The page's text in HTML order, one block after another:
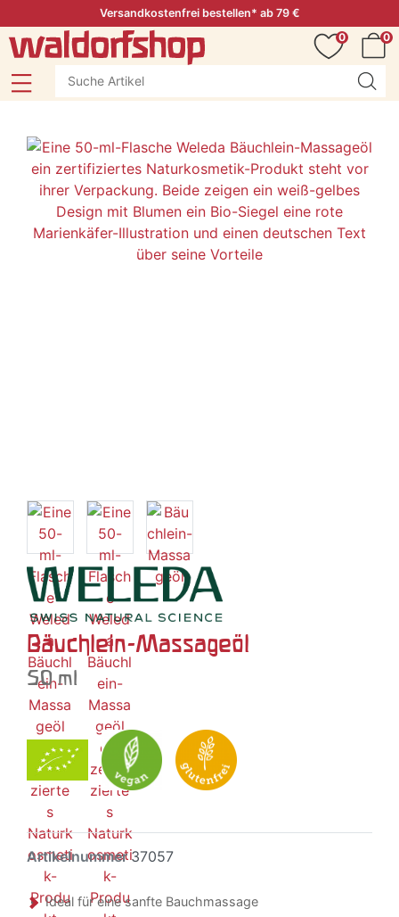
Versandkostenfrei bestellen* ab 79 €
0
0
Bäuchlein-Massageöl
50 ml
Artikelnummer37057
Ideal für eine sanfte Bauchmassage